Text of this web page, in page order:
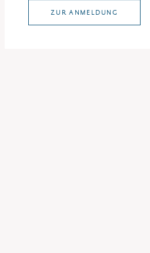
ZUR ANMELDUNG